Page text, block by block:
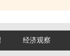
经济观察